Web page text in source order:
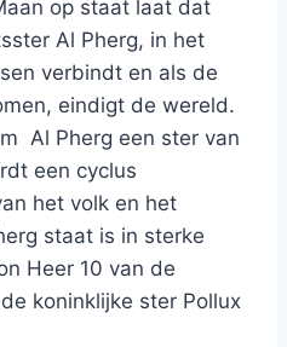
op staat laat dat
Al Pherg, in het
verbindt en als de
eindigt de wereld.
Al Pherg een ster van
een cyclus
het volk en het
staat is in sterke
Heer 10 van de
koninklijke ster Pollux